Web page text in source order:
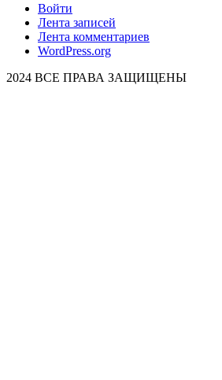
Войти
Лента записей
Лента комментариев
WordPress.org
2024 ВСЕ ПРАВА ЗАЩИЩЕНЫ